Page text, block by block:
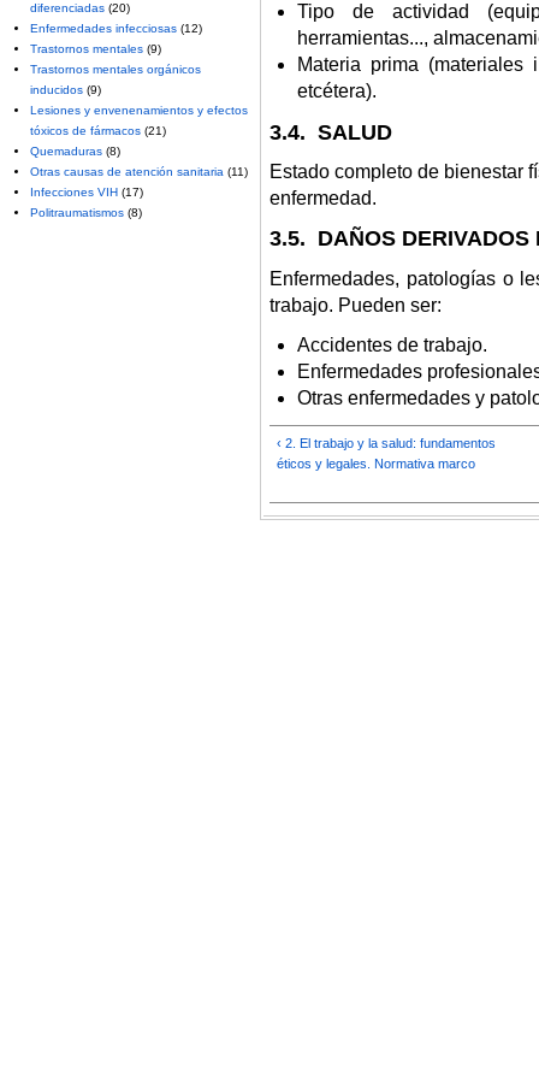
Tipo de actividad
herramientas...,
Materia prima (materiales
etcétera).
3.4. SALUD
Estado completo de bienestar
enfermedad.
3.5. DAÑOS DERIVADOS
Enfermedades, patologías o
trabajo. Pueden ser:
Accidentes de trabajo.
Enfermedades
Otras enfermedades y
‹ 2. El trabajo y la salud: fundamentos
éticos y legales. Normativa marco
diferenciadas (20)
Enfermedades infecciosas (12)
Trastornos mentales (9)
Trastornos mentales orgánicos
inducidos (9)
Lesiones y envenenamientos y efectos
tóxicos de fármacos (21)
Quemaduras (8)
Otras causas de atención sanitaria (11)
Infecciones VIH (17)
Politraumatismos (8)